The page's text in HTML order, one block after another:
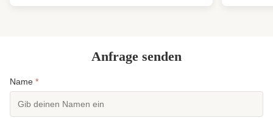
Norm und andere 2 Entwurfsbelastung
ANSI/
Anfrage senden
Name *